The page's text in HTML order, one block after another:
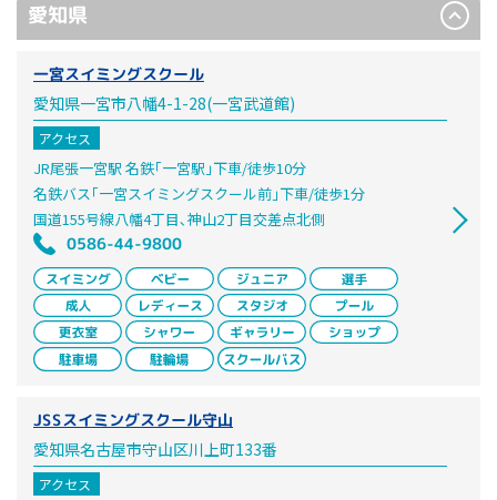
愛知県
一宮スイミングスクール
愛知県一宮市八幡4-1-28(一宮武道館)
アクセス
JR尾張一宮駅 名鉄｢一宮駅｣下車/徒歩10分
名鉄バス｢一宮スイミングスクール前｣下車/徒歩1分
国道155号線八幡4丁目､神山2丁目交差点北側
0586-44-9800
JSSスイミングスクール守山
愛知県名古屋市守山区川上町133番
アクセス